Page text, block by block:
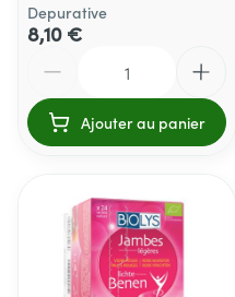
Depurative
8,10 €
Ajouter au panier